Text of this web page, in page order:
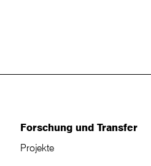
Forschung und Transfer
Projekte